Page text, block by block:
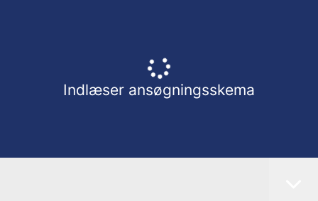
Indlæser ansøgningsskema